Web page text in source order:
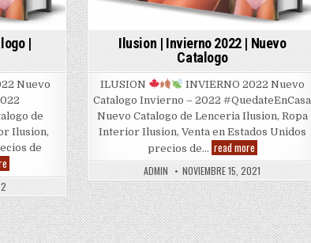
|
Nuevo
de
Ilusion,
de
Ilusion
|
Venta
Por
Catalogo
|
Primavera
2022
Ilusion | Invierno 2022 | Nuevo
Catalogo
ILUSION
INVIERNO 2022 Nuevo
Catalogo Invierno – 2022 #QuedateEnCasa
Nuevo Catalogo de Lenceria Ilusion, Ropa
Interior Ilusion, Venta en Estados Unidos
precios de… read moreIlusion
|
Invierno
2022
|
Nuevo
Catalogo
ADMIN NOVIEMBRE 15, 2021